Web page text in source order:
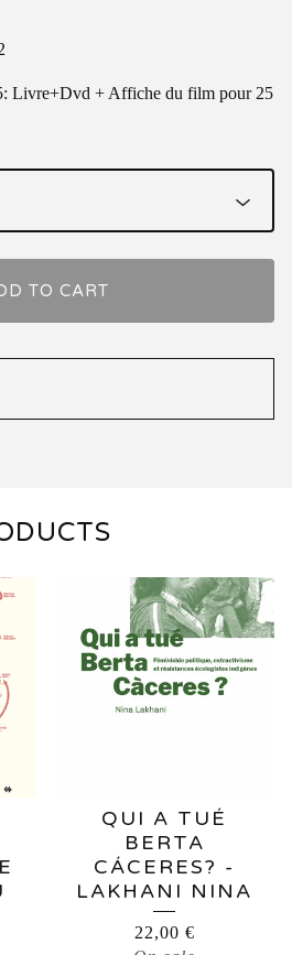
Livre+Dvd + Affiche du film pour 25
TO CART
QUI A TUÉ
BERTA
CÁCERES? -
LAKHANI NINA
22,00 €